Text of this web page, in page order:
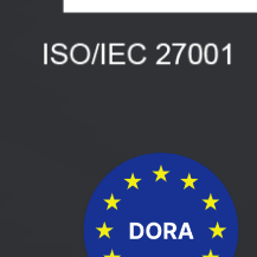
Pogoji in pogodbe